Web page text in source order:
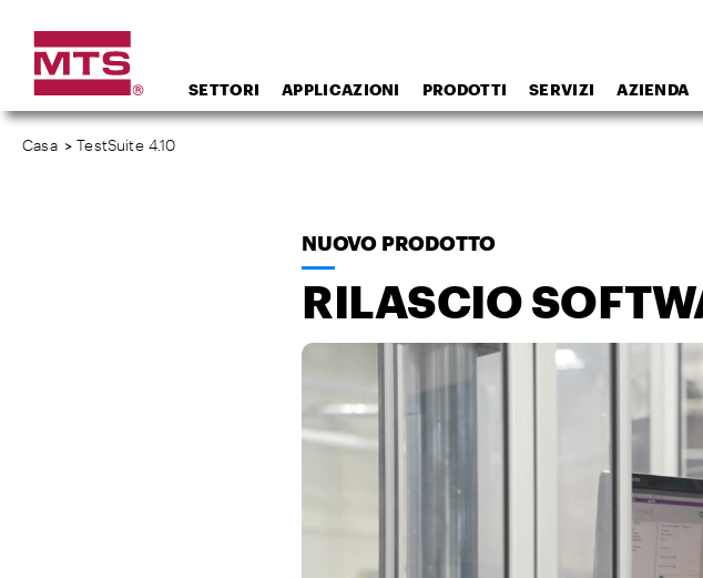
SETTORI APPLICAZIONI PRODOTTI SERVIZI AZIENDA
Casa >TestSuite 4.10
NUOVO PRODOTTO
RILASCIO